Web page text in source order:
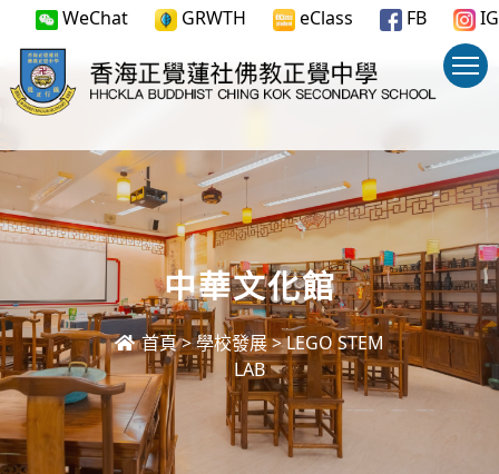
WeChat GRWTH eClass FB IG
中華文化館
首頁>學校發展>LEGO STEM
LAB